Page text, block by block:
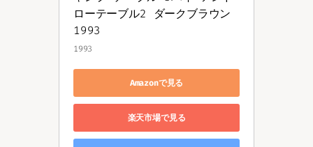
ローテーブル2 ダークブラウン
1993
1993
Amazonで見る
楽天市場で見る